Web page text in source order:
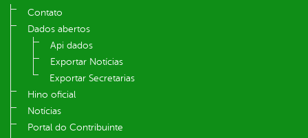
Contato
Dados abertos
Api dados
Exportar Notícias
Exportar Secretarias
Hino oficial
Notícias
Portal do Contribuinte